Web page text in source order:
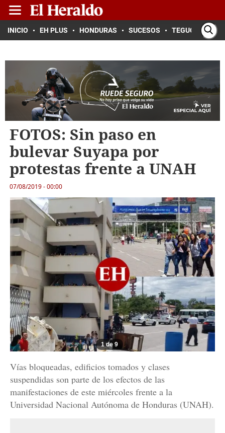
INICIO EH PLUS HONDURAS SUCESOS TEGUCIGALPA
FOTOS: Sin paso en
bulevar Suyapa por
protestas frente a UNAH
07/08/2019 - 00:00
1 de 9
Vías bloqueadas, edificios tomados y clases
suspendidas son parte de los efectos de las
manifestaciones de este miércoles frente a la
Universidad Nacional Autónoma de Honduras (UNAH).